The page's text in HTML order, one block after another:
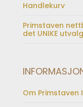
Handlekurv
Primstaven
det UNIKE
Om Primstaven